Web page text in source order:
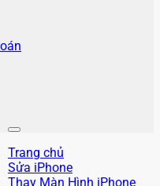
Trang chủ
Sửa iPhone
Thay Màn Hình iPhone